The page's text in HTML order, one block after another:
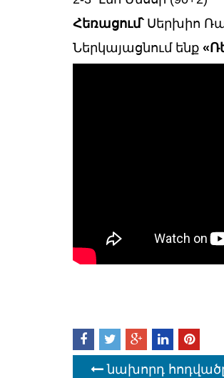
Հեռացում՝Սերխիո
Ներկայացնում ենք
նախորդ